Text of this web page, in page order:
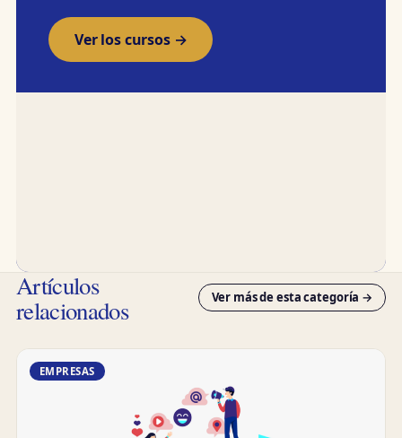
Ver los cursos →
Artículos
relacionados Ver más de esta categoría →
EMPRESAS